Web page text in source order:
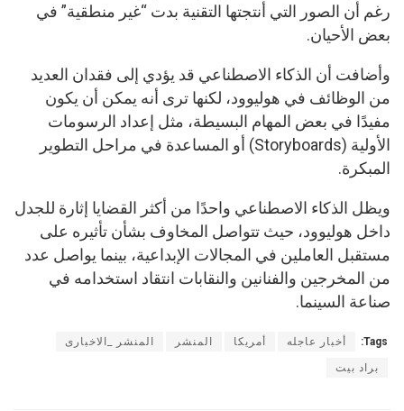
رغم أن الصور التي أنتجتها التقنية بدت “غير منطقية” في
بعض الأحيان.
وأضافت أن الذكاء الاصطناعي قد يؤدي إلى فقدان العديد
من الوظائف في هوليوود، لكنها ترى أنه يمكن أن يكون
مفيدًا في بعض المهام البسيطة، مثل إعداد الرسومات
الأولية (Storyboards) أو المساعدة في مراحل التطوير
المبكرة.
ويظل الذكاء الاصطناعي واحدًا من أكثر القضايا إثارة للجدل
داخل هوليوود، حيث تتواصل المخاوف بشأن تأثيره على
مستقبل العاملين في المجالات الإبداعية، بينما يواصل عدد
من المخرجين والفنانين والنقابات انتقاد استخدامه في
صناعة السينما.
Tags: أخبار عاجله أمريكا المنشر المنشر _الاخبارى
براد بيت